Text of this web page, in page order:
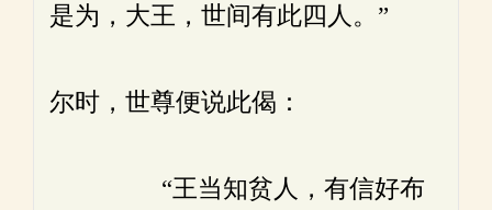
是为，大王，世间有此四人。”
尔时，世尊便说此偈：
“王当知贫人，有信好布